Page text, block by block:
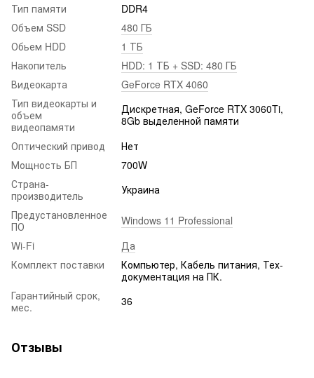
Тип памяти
DDR4
Объем SSD
480 ГБ
Обьем HDD
1 ТБ
Накопитель
HDD: 1 ТБ + SSD: 480 ГБ
Видеокарта
GeForce RTX 4060
Тип видеокарты и
объем
видеопамяти
Дискретная, GeForce RTX 3060Ti,
8Gb выделенной памяти
Оптический привод
Нет
Мощность БП
700W
Страна-
производитель
Украина
Предустановленное
ПО
Windows 11 Professional
Wi-Fi
Да
Комплект поставки
Компьютер, Кабель питания, Тех-
документация на ПК.
Гарантийный срок,
мес.
36
Отзывы